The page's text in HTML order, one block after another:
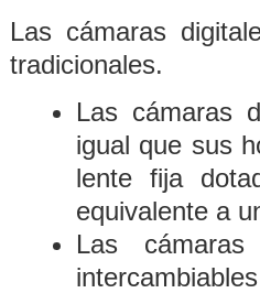
Las cámaras
tradicionales.
Las cámaras
igual que sus
lente fija
equivalente a
Las